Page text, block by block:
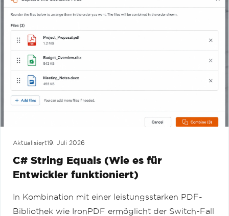
Aktualisiert19. Juli 2026
C# String Equals (Wie es für
Entwickler funktioniert)
In Kombination mit einer leistungsstarken PDF-
Bibliothek wie IronPDF ermöglicht der Switch-Fall